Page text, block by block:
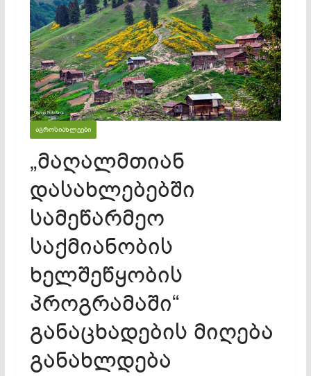
ᲐᲒᲠᲝᲡᲘᲐᲮᲚᲔᲔᲑᲘ
„მაღალმთიან
დასახლებებში
სამეწარმეო
საქმიანობის
ხელშეწყობის
პროგრამაში“
განაცხადების მიღება
განახლდება